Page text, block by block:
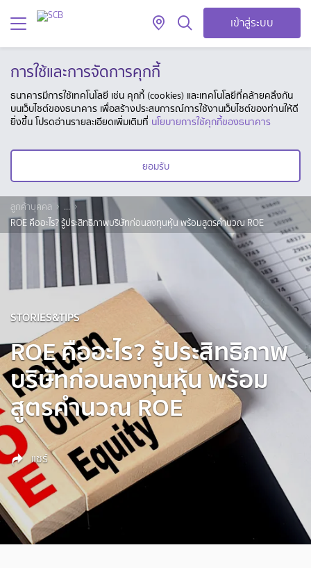
เข้าสู่ระบบ
การใช้และการจัดการคุกกี้
ธนาคารมีการใช้เทคโนโลยี เช่น คุกกี้ (cookies) และเทคโนโลยีที่คล้ายคลึงกัน
บนเว็บไซต์ของธนาคาร เพื่อสร้างประสบการณ์การใช้งานเว็บไซต์ของท่านให้ดี
ยิ่งขึ้น โปรดอ่านรายละเอียดเพิ่มเติมที่ นโยบายการใช้คุกกี้ของธนาคาร
ยอมรับ
ลูกค้าบุคคล
...
ROE คืออะไร? รู้ประสิทธิภาพบริษัทก่อนลงทุนหุ้น พร้อมสูตรคำนวณ ROE
STORIES&TIPS
ROE คืออะไร? รู้ประสิทธิภาพ
บริษัทก่อนลงทุนหุ้น พร้อม
สูตรคำนวณ ROE
แชร์